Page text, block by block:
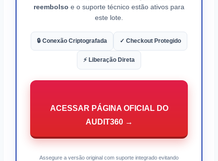
reembolso e o suporte técnico estão ativos para
este lote.
🔒 Conexão Criptografada ✓ Checkout Protegido
⚡ Liberação Direta
ACESSAR PÁGINA OFICIAL DO
AUDIT360 →
Assegure a versão original com suporte integrado evitando